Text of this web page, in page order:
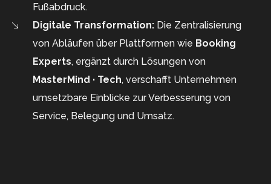
Fußabdruck.
Digitale Transformation: Die Zentralisierung
von Abläufen über Plattformen wie Booking
Experts, ergänzt durch Lösungen von
MasterMind · Tech, verschafft Unternehmen
umsetzbare Einblicke zur Verbesserung von
Service, Belegung und Umsatz.